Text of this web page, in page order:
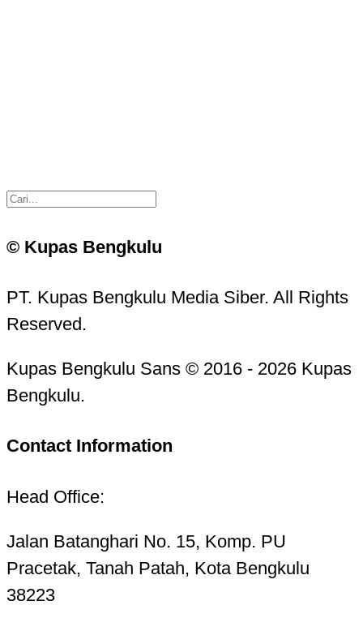
© Kupas Bengkulu
PT. Kupas Bengkulu Media Siber. All Rights
Reserved.
Kupas Bengkulu Sans © 2016 - 2026 Kupas
Bengkulu.
Contact Information
Head Office:
Jalan Batanghari No. 15, Komp. PU
Pracetak, Tanah Patah, Kota Bengkulu
38223